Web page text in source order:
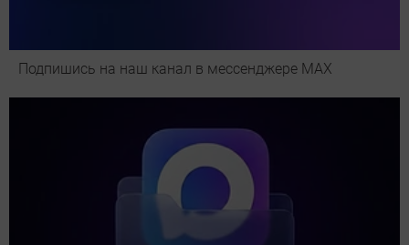
Подпишись на наш канал в мессенджере МАХ